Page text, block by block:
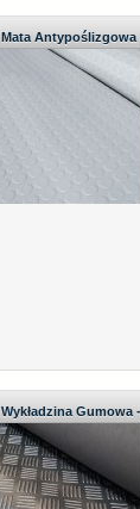
Mata Antypoślizgowa
Wykładzina Gumowa